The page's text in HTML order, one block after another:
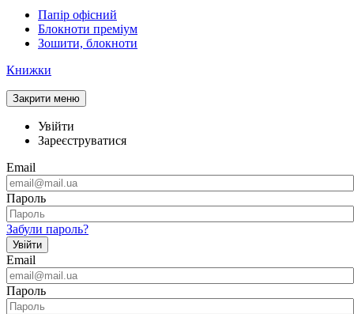
Папір офісний
Блокноти преміум
Зошити, блокноти
Книжки
Закрити меню
Увійти
Зареєструватися
Email
Пароль
Забули пароль?
Увійти
Email
Пароль